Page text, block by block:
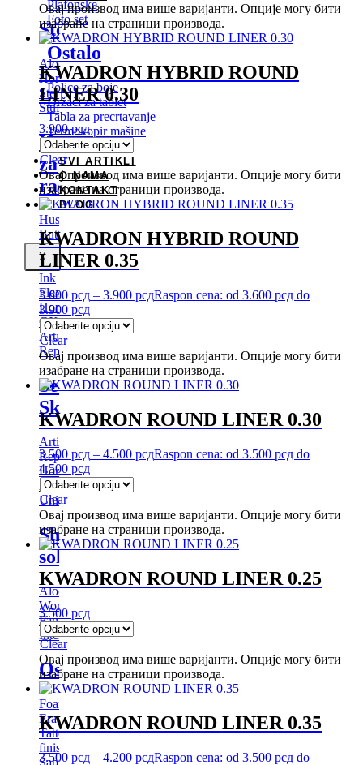
Stencil
Aloe
Hornet
Stencil
Stuff
Kreme
za
rad
Hustle
Butter
Ink
Eeze
Ink
Flex
Hornet
GX
Artist
Republic
Second
Skin
Artist
Republic
Hornet
Ava
Unistar
Shading
solution
Aloe
World
Famous
Intenze
Ostalo
Foam
Eraser
Tattoo
finish
Sapuni
Plafonske
Foto set
Ostalo
Police za boje
Držači za tablet
Tabla za precrtavanje
Termokopir mašine
Goat G8
SVI ARTIKLI
O NAMA
KONTAKT
BLOG
X
Овај производ има више варијанти. Опције могу бити
изабране на страници производа.
KWADRON HYBRID ROUND
LINER 0.30
3.900рсд
Clear
Овај производ има више варијанти. Опције могу бити
изабране на страници производа.
KWADRON HYBRID ROUND
LINER 0.35
3.600 рсд – 3.900 рсдRaspon cena: od 3.600 рсд do
3.900 рсд
Clear
Овај производ има више варијанти. Опције могу бити
изабране на страници производа.
KWADRON ROUND LINER 0.30
3.500 рсд – 4.500 рсдRaspon cena: od 3.500 рсд do
4.500 рсд
Clear
Овај производ има више варијанти. Опције могу бити
изабране на страници производа.
KWADRON ROUND LINER 0.25
3.500 рсд
Clear
Овај производ има више варијанти. Опције могу бити
изабране на страници производа.
KWADRON ROUND LINER 0.35
3.500 рсд – 4.200 рсдRaspon cena: od 3.500 рсд do